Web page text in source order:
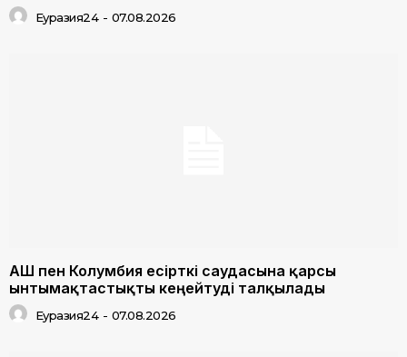
Еуразия24 - 07.08.2026
АҚШ пен Колумбия есірткі саудасына қарсы
ынтымақтастықты кеңейтуді талқылады
Еуразия24 - 07.08.2026